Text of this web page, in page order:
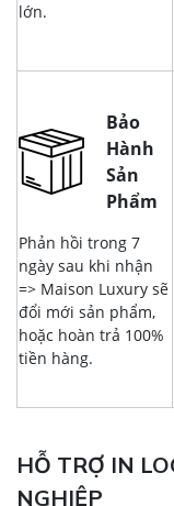
lớn.
Bảo
Hành
Sản
Phẩm
Phản hồi trong 7
ngày sau khi nhận
=> Maison Luxury sẽ
đổi mới sản phẩm,
hoặc hoàn trả 100%
tiền hàng.
HỖ TRỢ IN
NGHIỆP